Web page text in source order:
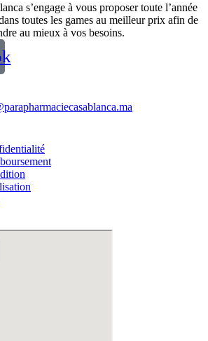
s’engage à vous proposer toute l’année
toutes les games au meilleur prix afin de
au mieux à vos besoins.